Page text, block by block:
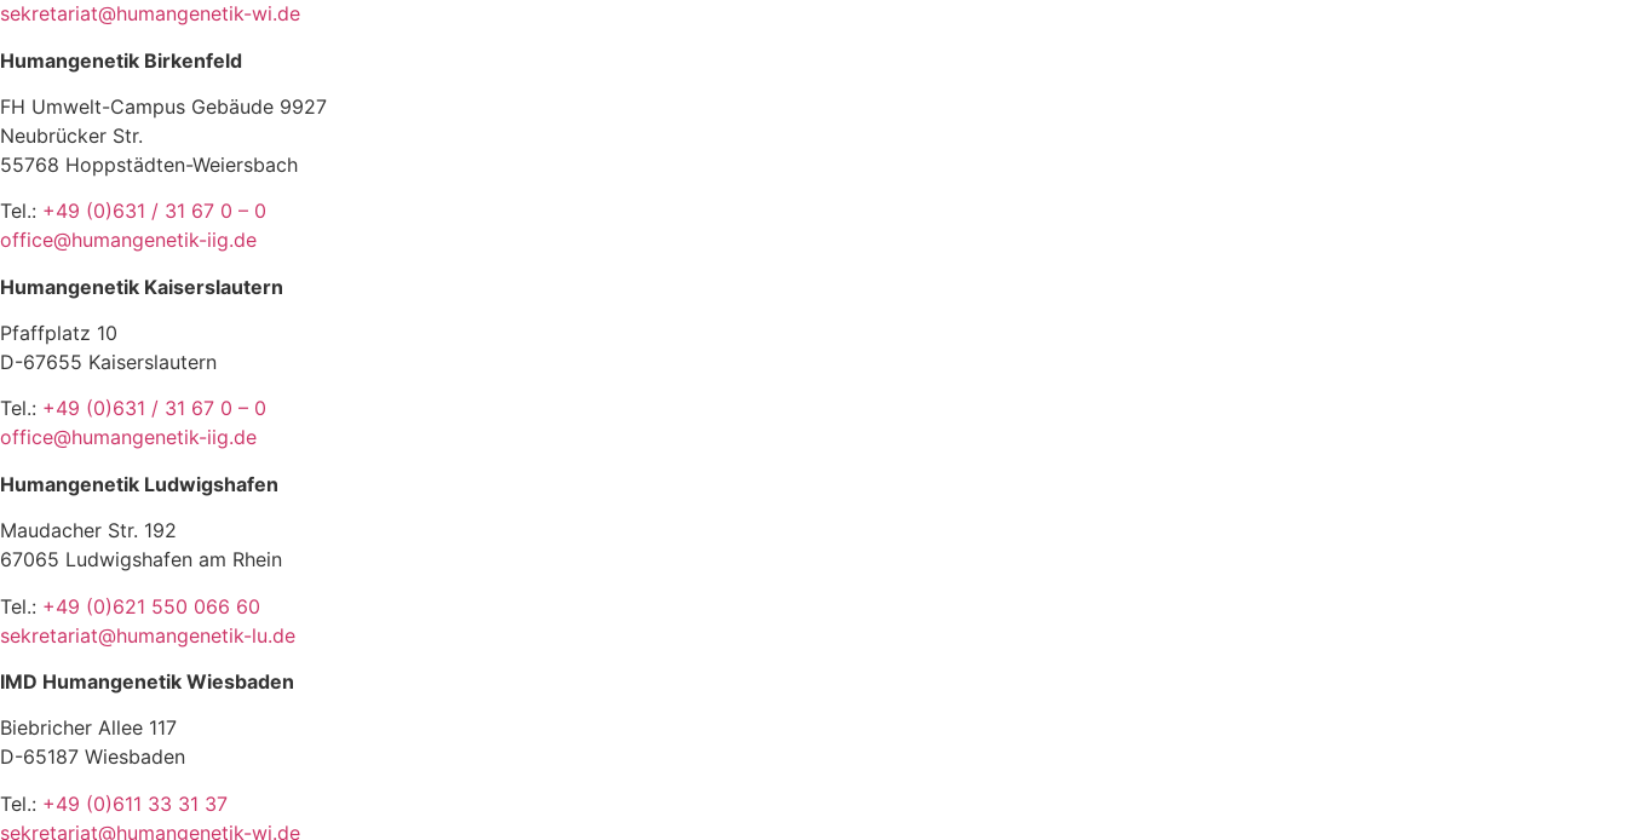
sekretariat@humangenetik-wi.de
Humangenetik Birkenfeld
FH Umwelt-Campus Gebäude 9927
Neubrücker Str.
55768 Hoppstädten-Weiersbach
Tel.: +49 (0)631 / 31 67 0 – 0
office@humangenetik-iig.de
Humangenetik Kaiserslautern
Pfaffplatz 10
D-67655 Kaiserslautern
Tel.: +49 (0)631 / 31 67 0 – 0
office@humangenetik-iig.de
Humangenetik Ludwigshafen
Maudacher Str. 192
67065 Ludwigshafen am Rhein
Tel.: +49 (0)621 550 066 60
sekretariat@humangenetik-lu.de
IMD Humangenetik Wiesbaden
Biebricher Allee 117
D-65187 Wiesbaden
Tel.: +49 (0)611 33 31 37
sekretariat@humangenetik-wi.de